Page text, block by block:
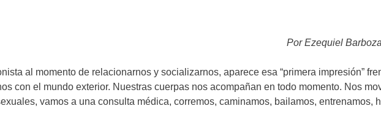
Por Ezequiel
al momento de relacionarnos y socializarnos, aparece esa “primera impresión”
con el mundo exterior. Nuestras cuerpas nos acompañan en todo momento. Nos
vamos a una consulta médica, corremos, caminamos, bailamos, entrenamos,